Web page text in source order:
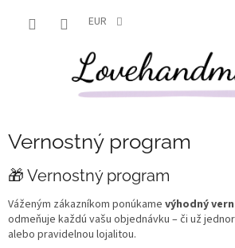
EUR
Vernostný program
🎁 Vernostný program
Váženým zákazníkom ponúkame výhodný
odmeňuje každú vašu objednávku – či už
alebo pravidelnou lojalitou.